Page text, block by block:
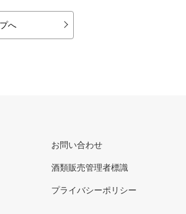
へ
お問い合わせ
酒類販売管理者標識
プライバシーポリシー